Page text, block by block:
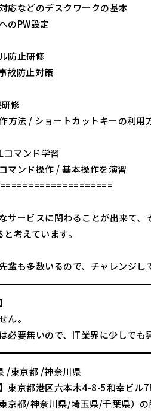
応などのデスクワークの基本
のPW設定
防止研修
故防止対策
修
方法 / ショートカットキーの利用
マンド学習
マンド操作 / 基本操作を演習
サービスに関わることが出来て
考えています。
輩も多数いるので、チャレンジ
ん。
必要無いので、IT業界に少しでも
/東京都 /神奈川県
】東京都港区六本木4-8-5和幸ビル
京都/神奈川県/埼玉県/千葉県）の